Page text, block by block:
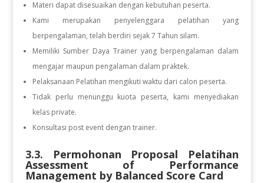
Materi dapat disesuaikan dengan kebutuhan peserta.
Kami merupakan penyelenggara pelatihan yang
berpengalaman, telah berdiri sejak 7 Tahun silam.
Memiliki Sumber Daya Trainer yang berpengalaman dalam
mengajar maupun pengalaman dalam praktek.
Pelaksanaan Pelatihan mengikuti waktu dari calon peserta.
Tidak perlu menunggu kuota peserta, kami menyediakan
kelas private.
Konsultasi post event dengan trainer.
3.3. Permohonan Proposal Pelatihan
Assessment of Performance
Management by Balanced Score Card